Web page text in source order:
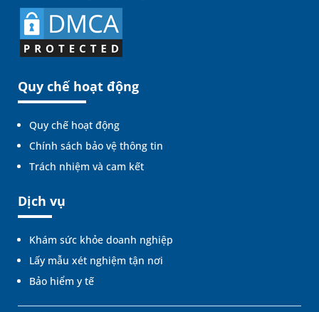
Quy chế hoạt động
Quy chế hoạt động
Chính sách bảo vệ thông tin
Trách nhiệm và cam kết
Dịch vụ
Khám sức khỏe doanh nghiệp
Lấy mẫu xét nghiệm tận nơi
Bảo hiểm y tế